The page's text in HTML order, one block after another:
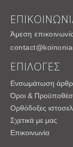
Άμεση
ΕΠΙΛΟΓΕΣ
Ενσωμάτωση
Όροι &
Ορθόδοξες
Σχετικά με μας
Επικοινωνία